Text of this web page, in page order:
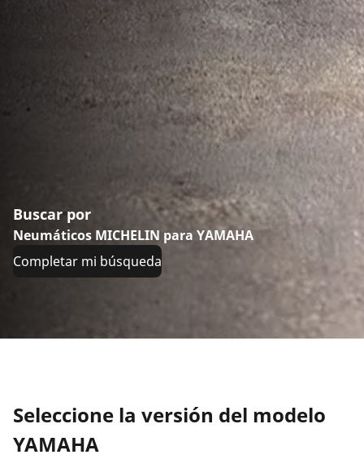
Buscar por
Neumáticos MICHELIN para YAMAHA
Completar mi búsqueda
Seleccione la versión del modelo
YAMAHA